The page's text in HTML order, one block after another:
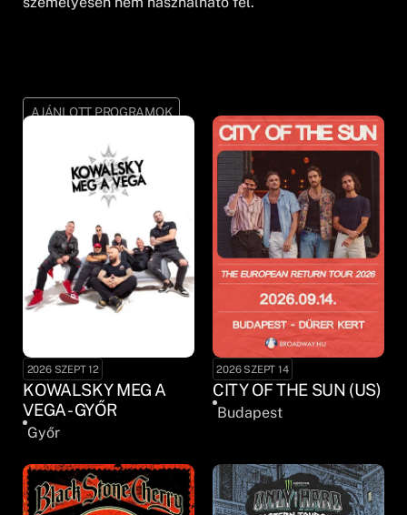
AJÁNLOTT PROGRAMOK
2026 SZEPT 12
KOWALSKY MEG A
VEGA - GYŐR
Győr
2026 SZEPT 14
CITY OF THE SUN (US)
Budapest